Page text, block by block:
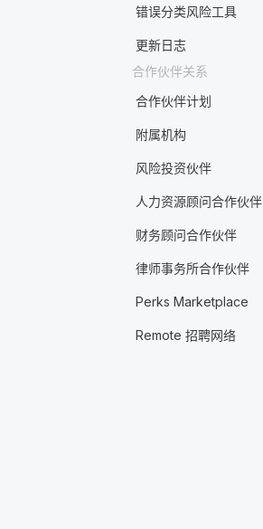
错误分类风险工具
更新日志
合作伙伴关系
合作伙伴计划
附属机构
风险投资伙伴
人力资源顾问合作伙伴
财务顾问合作伙伴
律师事务所合作伙伴
Perks Marketplace
Remote 招聘网络